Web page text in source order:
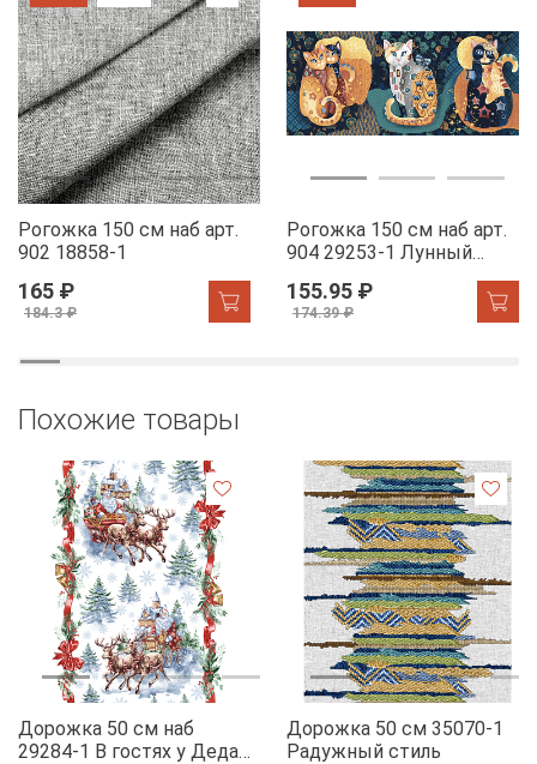
Рогожка 150 см наб арт.
902 18858-1
165 ₽
184.3 ₽
Рогожка 150 см наб арт.
904 29253-1 Лунный
155.95 ₽
174.39 ₽
Похожие товары
Дорожка 50 см наб
29284-1 В гостях у Деда
Дорожка 50 см 35070-1
Радужный стиль